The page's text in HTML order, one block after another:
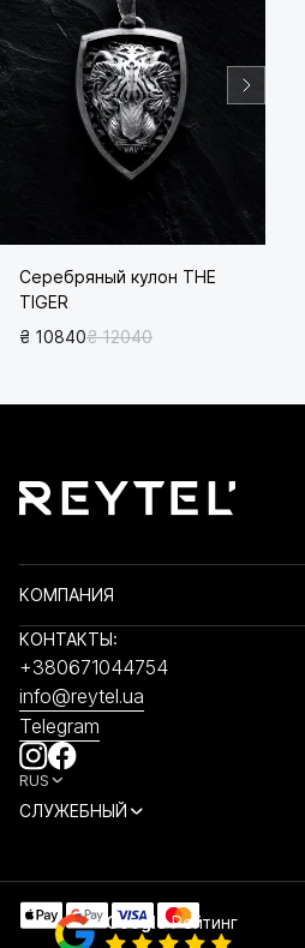
Серебряный кулон ТHЕ
TIGER
₴ 10840₴ 12040
КОМПАНИЯ
КОНТАКТЫ:
+380671044754
info@reytel.ua
Telegram
RUS
СЛУЖЕБНЫЙ
GoogleРейтинг